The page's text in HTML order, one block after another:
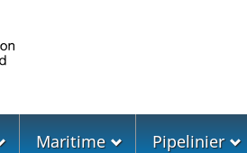
Maritime Pipelinier